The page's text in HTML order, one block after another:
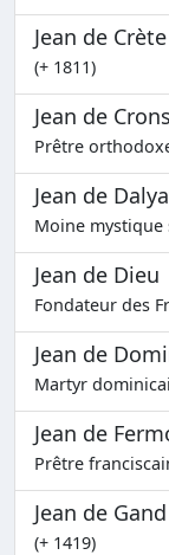
Jean de Crète
(+ 1811)
Jean de
Prêtre
Jean de
Moine
Jean de Dieu
Fondateur des
Jean de
Martyr
Jean de
Prêtre
Jean de Gand
(+ 1419)